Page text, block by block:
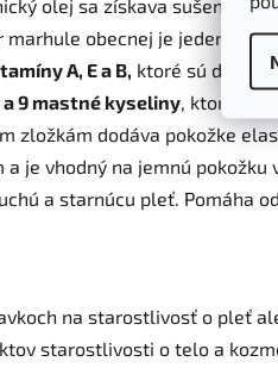
olej sa získava sušených
marhule obecnej je jeden z
A, E a B, ktoré sú
a 9 mastné kyseliny, ktorých
zložkám dodáva pokožke
je vhodný na jemnú pokožku
a starnúcu pleť. Pomáha
na starostlivosť o pleť
starostlivosti o telo a